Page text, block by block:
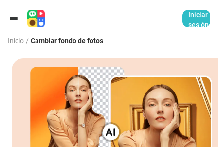
Iniciar
sesión
Inicio / Cambiar fondo de fotos